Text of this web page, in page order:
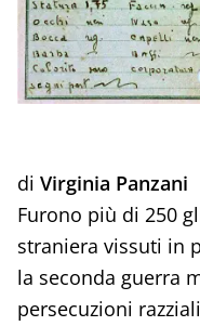
di Virginia Panzani
Furono più di 250
straniera vissuti in
la seconda guerra
persecuzioni